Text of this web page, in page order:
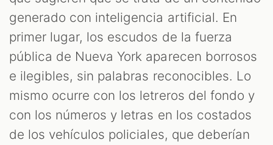
generado con inteligencia artificial. En
primer lugar, los escudos de la fuerza
pública de Nueva York aparecen borrosos
e ilegibles, sin palabras reconocibles. Lo
mismo ocurre con los letreros del fondo y
con los números y letras en los costados
de los vehículos policiales, que deberían